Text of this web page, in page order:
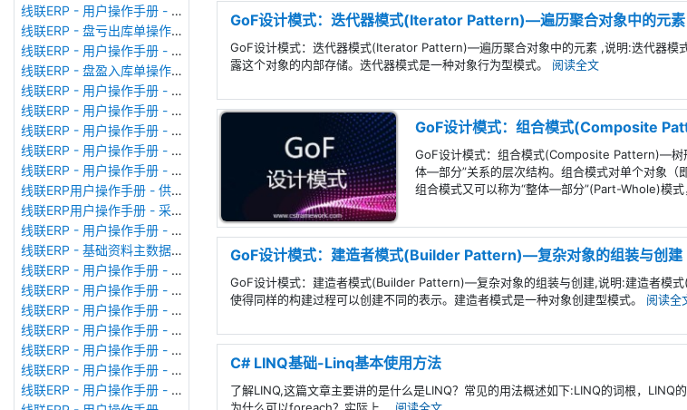
线联ERP - 用户操作手册 - 成品出库单
线联ERP - 盘亏出库单操作手册
线联ERP - 用户操作手册 - 其他出库单
线联ERP - 盘盈入库单操作手册
线联ERP - 用户操作手册 - 生产领料单
线联ERP - 用户操作手册 - 其他入库单
线联ERP - 用户操作手册 - 采购入库单
线联ERP - 用户操作手册 - 业务对账单（Sales Statement）
线联ERP - 用户操作手册 - 付款申请单
线联ERP用户操作手册 - 供应商价格表
线联ERP用户操作手册 - 采购订单
线联ERP - 用户操作手册 - 成本核算表
线联ERP - 基础资料主数据库列表
线联ERP - 用户操作手册 - 委外备料冲销单
线联ERP - 用户操作手册 - 委外加工单
线联ERP - 用户操作手册 - 生产备料单
线联ERP - 用户操作手册 - MRP计划统筹
线联ERP - 用户操作手册 - 报价单（Quotation Order）
线联ERP - 用户操作手册 - 形式发票（Proforma Invoice）
线联ERP - 用户操作手册 - 销售订单（Sales Order）
GoF设计模式：迭代器模式(Iterator Pattern)—遍历聚合对象中的元素
GoF设计模式：迭代器模式(Iterator Pattern)—遍历聚合对象中的元素 ,说明:迭代器
露这个对象的内部存储。迭代器模式是一种对象行为型模式。 阅读全文
GoF设计模式：组合模式(Composite
GoF设计模式：组合模式(Composite Pattern)—树
体—部分”关系的层次结构。组合模式对单个对象（
组合模式又可以称为“整体—部分”(Part-Whole)模
GoF设计模式：建造者模式(Builder Pattern)—复杂对象的组装与创建
GoF设计模式：建造者模式(Builder Pattern)—复杂对象的组装与创建,说明:建造者模
使得同样的构建过程可以创建不同的表示。建造者模式是一种对象创建型模式。 阅读全
C# LINQ基础-Linq基本使用方法
了解LINQ,这篇文章主要讲的是什么是LINQ？常见的用法概述如下:LINQ的词根，LINQ
为什么可以foreach？实际上， 阅读全文